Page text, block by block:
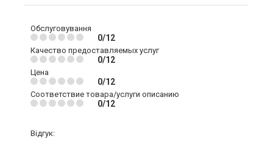
Обслуговування
0/12
Качество предоставляемых услуг
0/12
Цена
0/12
Соответствие товара/услуги описанию
0/12
Відгук: